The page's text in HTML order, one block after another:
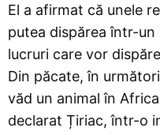
El a afirmat că unele
putea dispărea într-
lucruri care vor
Din păcate, în
văd un animal în
declarat Țiriac, într-o